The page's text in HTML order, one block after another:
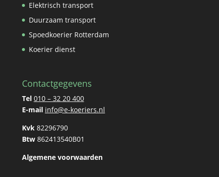
Elektrisch transport
Duurzaam transport
Spoedkoerier Rotterdam
Koerier dienst
Contactgegevens
Tel 010 – 32 20 400
E-mail info@e-koeriers.nl
Kvk82296790
Btw862413540B01
Algemene voorwaarden